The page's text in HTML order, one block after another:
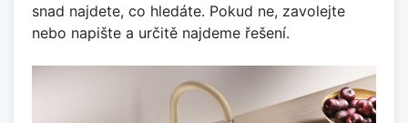
snad najdete, co hledáte. Pokud ne, zavolejte
nebo napište a určitě najdeme řešení.